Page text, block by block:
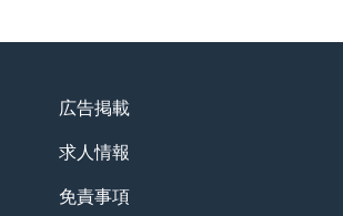
広告掲載
求人情報
免責事項